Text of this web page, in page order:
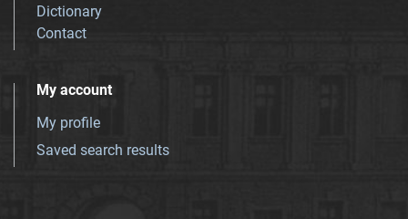
Dictionary
Contact
My account
My profile
Saved search results